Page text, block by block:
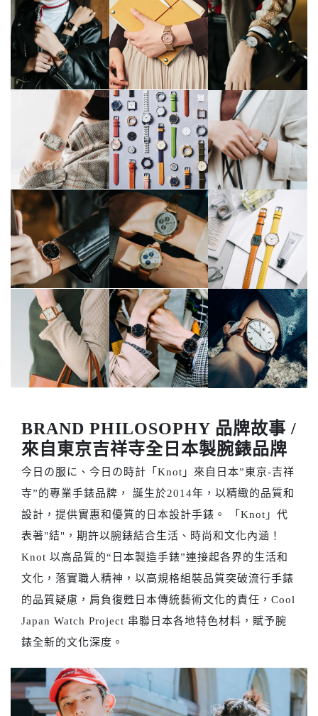
BRAND PHILOSOPHY 品牌故事 /
來自東京吉祥寺全日本製腕錶品牌
今日の服に、今日の時計​「Knot」來自日本”東京-吉祥
寺”的專業手錶品牌， 誕生於2014年，以精緻的品質和
設計，提供實惠和優質的日本設計手錶。 「Knot」代
表著"結"，期許以腕錶結合生活、時尚和文化內涵！
Knot 以高品質的“日本製造手錶”連接起各界的生活和
文化，落實職人精神，以高規格組裝品質突破流行手錶
的品質疑慮，肩負復甦日本傳統藝術文化的責任，Cool
Japan Watch Project 串聯日本各地特色材料，賦予腕
錶全新的文化深度。